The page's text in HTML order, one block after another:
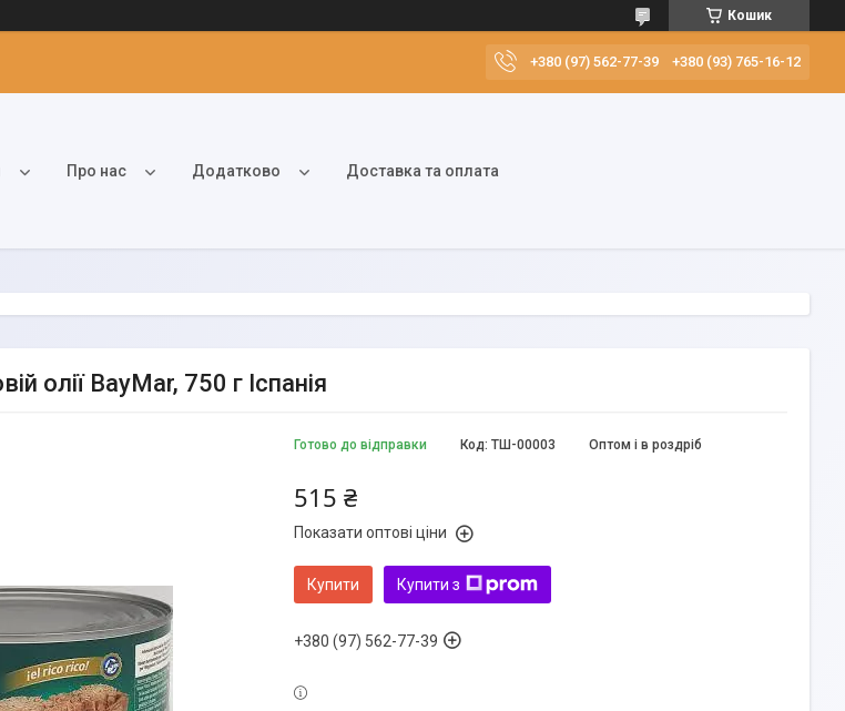
Кошик
+380 (97) 562-77-39 +380 (93) 765-16-12
Про нас Додатково Доставка та оплата
олії BayMar, 750 г Іспанія
Готово до відправки Оптом і в роздріб
Код: ТШ-00003
515 ₴
Показати оптові ціни
Купити Купити з
+380 (97) 562-77-39